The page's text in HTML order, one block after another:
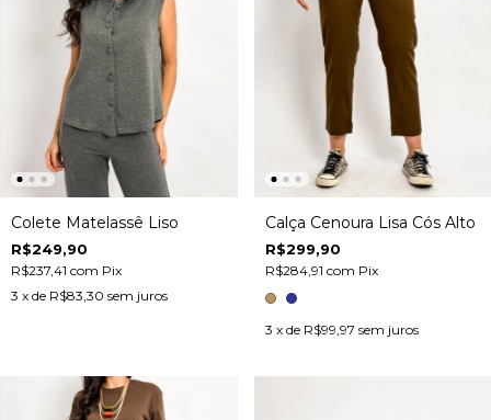
Colete Matelassê Liso
R$249,90
R$237,41 com Pix
3 x de R$83,30 sem juros
Calça Cenoura Lisa Cós Alto
R$299,90
R$284,91 com Pix
3 x de R$99,97 sem juros